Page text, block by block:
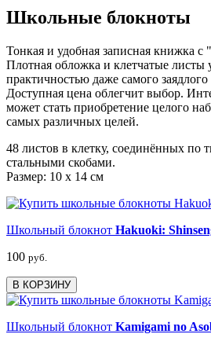
Школьные блокноты
Тонкая и удобная записная книжка
Плотная обложка и клетчатые листы
практичностью даже самого заядлого
Доступная цена облегчит выбор.
может стать приобретение целого
самых различных целей.
48 листов в клетку, соединённых по
стальными скобами.
Размер: 10 x 14 см
Школьный блокнот Hakuoki:
100 руб.
В КОРЗИНУ
Школьный блокнот Kamigami no